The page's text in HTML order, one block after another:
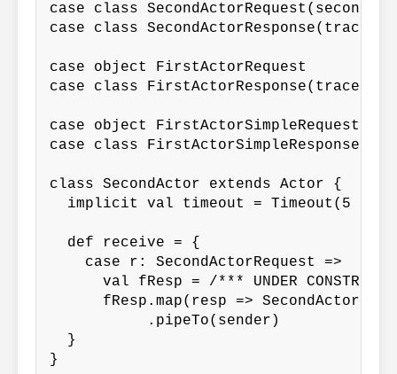
case class SecondActorRequest(second:
case class SecondActorResponse(trace:
case object FirstActorRequest
case class FirstActorResponse(trace:
case object FirstActorSimpleRequest
case class
class SecondActor extends Actor {
implicit val timeout = Timeout(5
  def receive = {
    case r: SecondActorRequest =>
val fResp = /*** UNDER
fResp.map(resp =>
           .pipeTo(sender)
  }
}